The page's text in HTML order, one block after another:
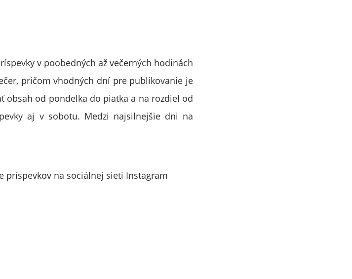
v poobedných až večerných hodinách
pričom vhodných dní pre publikovanie je
obsah od pondelka do piatka a na rozdiel od
aj v sobotu. Medzi najsilnejšie dni na